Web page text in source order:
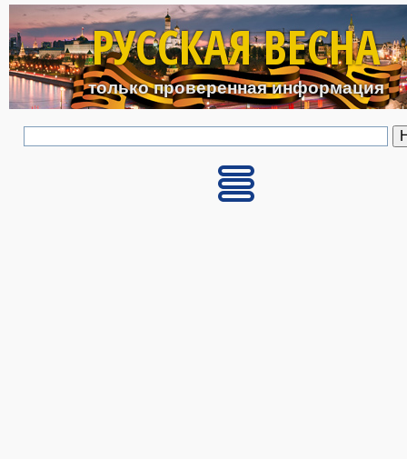
Перейти к основному
РУССКАЯ ВЕСНА
только проверенная информация